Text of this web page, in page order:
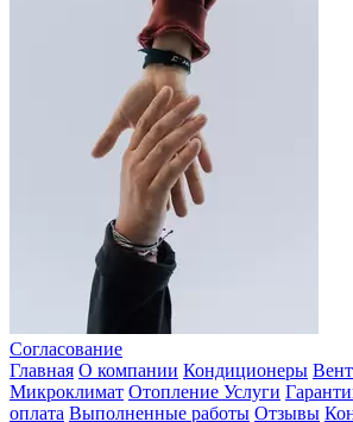
Согласование
Главная О компании Кондиционеры
Микроклимат Отопление Услуги
оплата Выполненные работы Отзывы